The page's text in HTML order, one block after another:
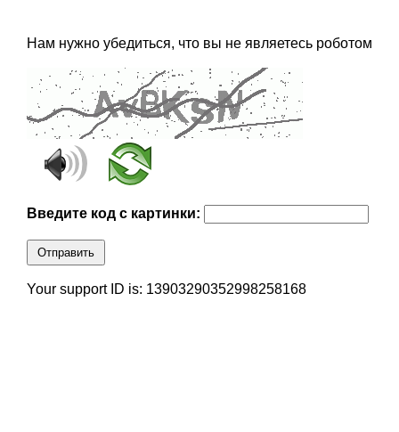
Нам нужно убедиться, что вы не являетесь роботом
Введите код с картинки:
Отправить
Your support ID is: 13903290352998258168